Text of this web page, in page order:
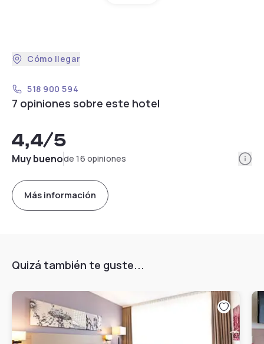
Cómo llegar
518 900 594
7 opiniones sobre este hotel
4,4/5
Muy buenode 16 opiniones
Más información
Quizá también te guste...